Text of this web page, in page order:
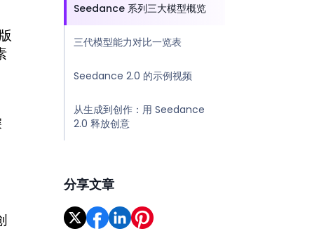
Seedance 系列三大模型概览
三代模型能力对比一览表
Seedance 2.0 的示例视频
从生成到创作：用 Seedance
2.0 释放创意
分享文章